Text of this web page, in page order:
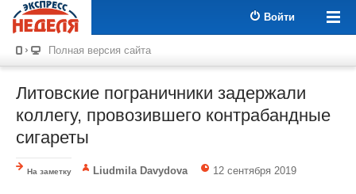
Войти
Полная версия сайта
Литовские пограничники задержали
коллегу, провозившего контрабандные
сигареты
На заметку Liudmila Davydova 12 сентября 2019